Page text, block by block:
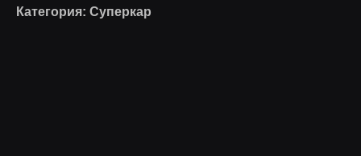
Категория: Суперкар